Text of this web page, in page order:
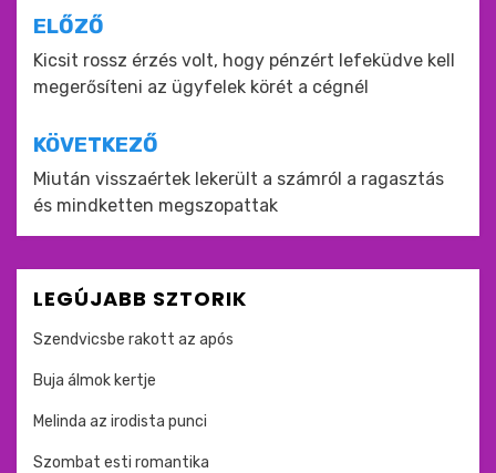
Bejegyzés
navigáció
ELŐZŐ
Kicsit rossz érzés volt, hogy pénzért lefeküdve kell
megerősíteni az ügyfelek körét a cégnél
KÖVETKEZŐ
Miután visszaértek lekerült a számról a ragasztás
és mindketten megszopattak
LEGÚJABB SZTORIK
Szendvicsbe rakott az após
Buja álmok kertje
Melinda az irodista punci
Szombat esti romantika